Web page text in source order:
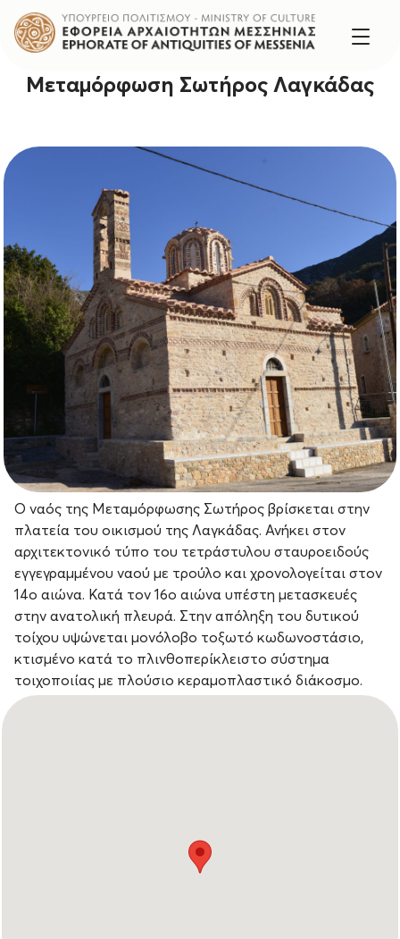
Μεταμόρφωση Σωτήρος Λαγκάδας
Ο ναός της Μεταμόρφωσης Σωτήρος βρίσκεται στην
πλατεία του οικισμού της Λαγκάδας. Ανήκει στον
αρχιτεκτονικό τύπο του τετράστυλου σταυροειδούς
εγγεγραμμένου ναού με τρούλο και χρονολογείται στον
14ο αιώνα. Κατά τον 16ο αιώνα υπέστη μετασκευές
στην ανατολική πλευρά. Στην απόληξη του δυτικού
τοίχου υψώνεται μονόλοβο τοξωτό κωδωνοστάσιο,
κτισμένο κατά το πλινθοπερίκλειστο σύστημα
τοιχοποιίας με πλούσιο κεραμοπλαστικό διάκοσμο.